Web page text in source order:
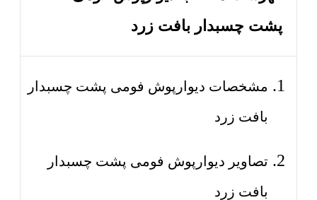
پشت چسبدار بافت زرد
مشخصات دیوارپوش فومی پشت چسبدار
بافت زرد
تصاویر دیوارپوش فومی پشت چسبدار
بافت زرد